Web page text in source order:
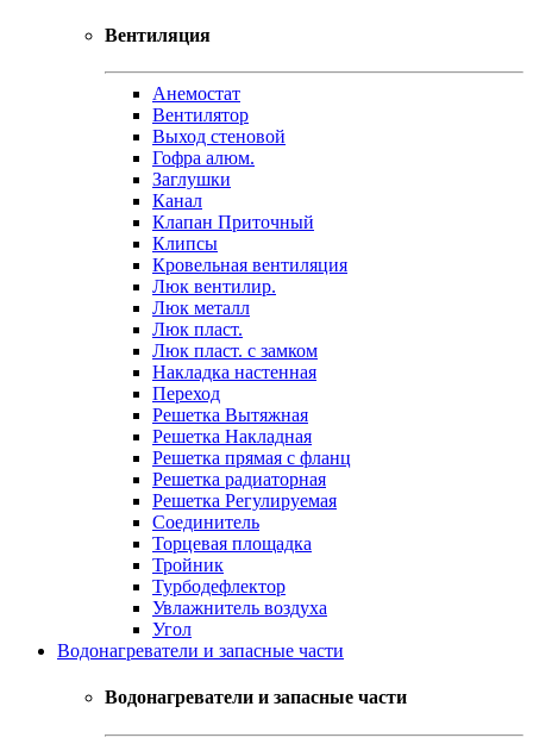
Вентиляция
Анемостат
Вентилятор
Выход стеновой
Гофра алюм.
Заглушки
Канал
Клапан Приточный
Клипсы
Кровельная вентиляция
Люк вентилир.
Люк металл
Люк пласт.
Люк пласт. с замком
Накладка настенная
Переход
Решетка Вытяжная
Решетка Накладная
Решетка прямая с фланц
Решетка радиаторная
Решетка Регулируемая
Соединитель
Торцевая площадка
Тройник
Турбодефлектор
Увлажнитель воздуха
Угол
Водонагреватели и запасные части
Водонагреватели и запасные части